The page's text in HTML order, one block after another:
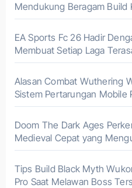
Mendukung Beragam Build
EA Sports Fc 26 Hadir
Membuat Setiap Laga
Alasan Combat Wuthering
Sistem Pertarungan Mobile
Doom The Dark Ages
Medieval Cepat yang
Tips Build Black Myth
Pro Saat Melawan Boss